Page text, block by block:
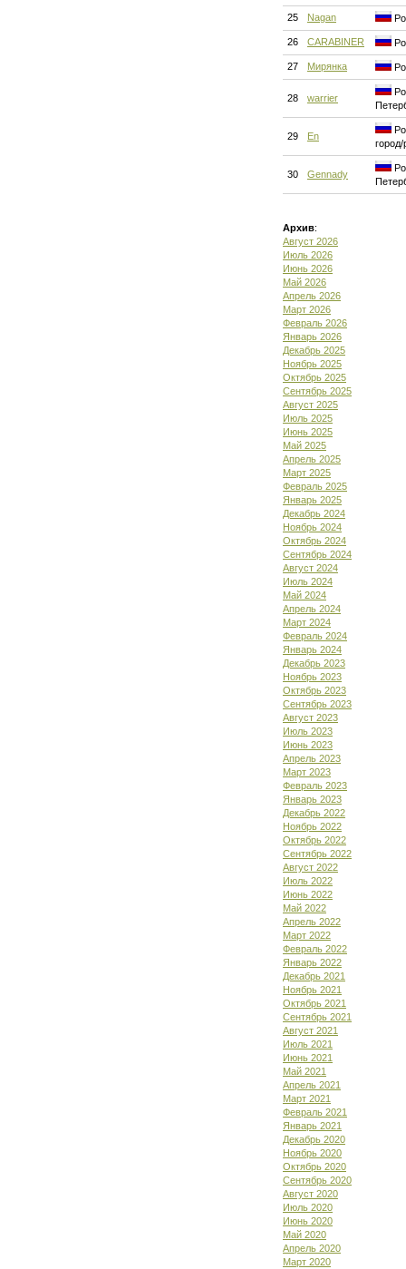
25 Nagan
26 CARABINER
27 Мирянка
28 warrier
29 En
город/
30 Gennady
Архив:
Август 2026
Июль 2026
Июнь 2026
Май 2026
Апрель 2026
Март 2026
Февраль 2026
Январь 2026
Декабрь 2025
Ноябрь 2025
Октябрь 2025
Сентябрь 2025
Август 2025
Июль 2025
Июнь 2025
Май 2025
Апрель 2025
Март 2025
Февраль 2025
Январь 2025
Декабрь 2024
Ноябрь 2024
Октябрь 2024
Сентябрь 2024
Август 2024
Июль 2024
Май 2024
Апрель 2024
Март 2024
Февраль 2024
Январь 2024
Декабрь 2023
Ноябрь 2023
Октябрь 2023
Сентябрь 2023
Август 2023
Июль 2023
Июнь 2023
Апрель 2023
Март 2023
Февраль 2023
Январь 2023
Декабрь 2022
Ноябрь 2022
Октябрь 2022
Сентябрь 2022
Август 2022
Июль 2022
Июнь 2022
Май 2022
Апрель 2022
Март 2022
Февраль 2022
Январь 2022
Декабрь 2021
Ноябрь 2021
Октябрь 2021
Сентябрь 2021
Август 2021
Июль 2021
Июнь 2021
Май 2021
Апрель 2021
Март 2021
Февраль 2021
Январь 2021
Декабрь 2020
Ноябрь 2020
Октябрь 2020
Сентябрь 2020
Август 2020
Июль 2020
Июнь 2020
Май 2020
Апрель 2020
Март 2020